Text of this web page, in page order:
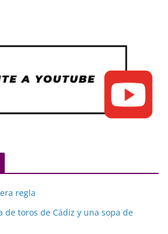
regla
de toros de Cádiz y una sopa de